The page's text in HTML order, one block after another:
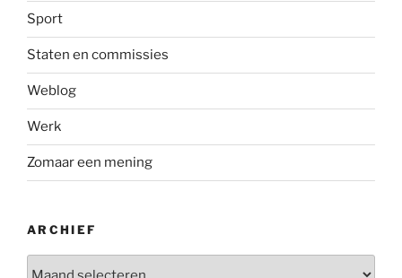
Sport
Staten en commissies
Weblog
Werk
Zomaar een mening
ARCHIEF